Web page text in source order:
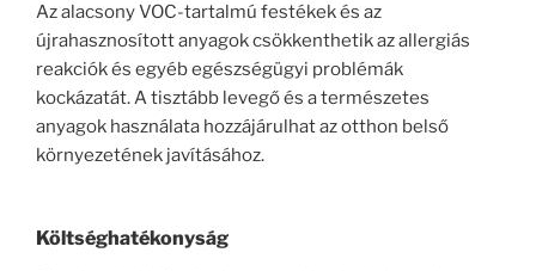
Az alacsony VOC-tartalmú festékek és az
újrahasznosított anyagok csökkenthetik az allergiás
reakciók és egyéb egészségügyi problémák
kockázatát. A tisztább levegő és a természetes
anyagok használata hozzájárulhat az otthon belső
környezetének javításához.
Költséghatékonyság